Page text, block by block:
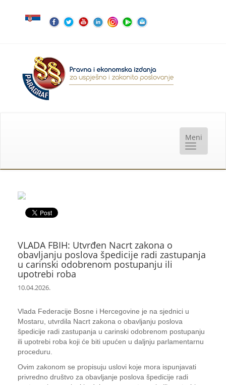
VLADA FBIH: Utvrđen Nacrt zakona o
obavljanju poslova špedicije radi zastupanja
u carinski odobrenom postupanju ili
upotrebi roba
10.04.2026.
Vlada Federacije Bosne i Hercegovine je na sjednici u
Mostaru, utvrdila Nacrt zakona o obavljanju poslova
špedicije radi zastupanja u carinski odobrenom postupanju
ili upotrebi roba koji će biti upućen u daljnju parlamentarnu
proceduru.
Ovim zakonom se propisuju uslovi koje mora ispunjavati
privredno društvo za obavljanje poslova špedicije radi